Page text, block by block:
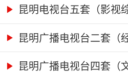
昆明电视台五套（影视
昆明广播电视台二套（
2... 昆明广播电视台四套（